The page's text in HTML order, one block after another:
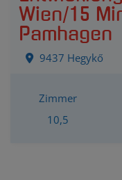
Wien/15
Pamhagen
9437 Hegykő
Zimmer
10,5